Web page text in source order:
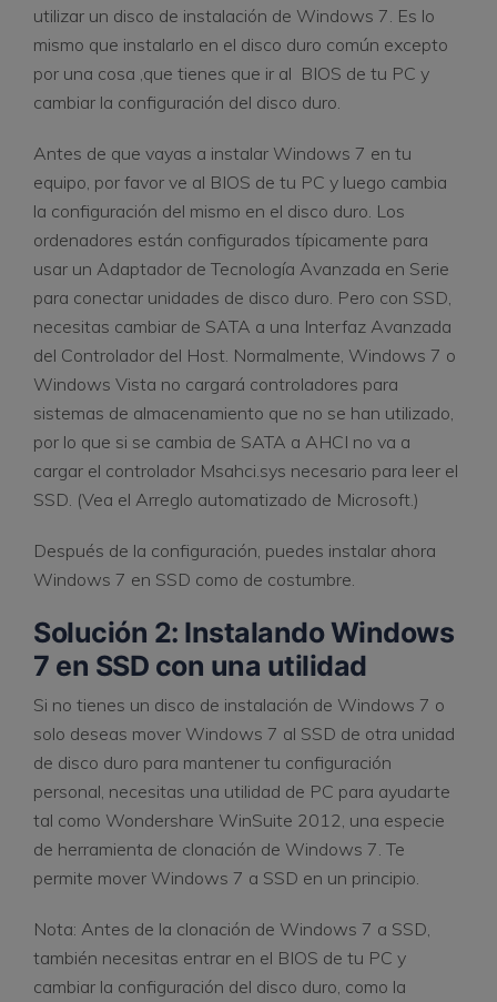
utilizar un disco de instalación de Windows 7. Es lo
mismo que instalarlo en el disco duro común excepto
por una cosa ,que tienes que ir al BIOS de tu PC y
cambiar la configuración del disco duro.
Antes de que vayas a instalar Windows 7 en tu
equipo, por favor ve al BIOS de tu PC y luego cambia
la configuración del mismo en el disco duro. Los
ordenadores están configurados típicamente para
usar un Adaptador de Tecnología Avanzada en Serie
para conectar unidades de disco duro. Pero con SSD,
necesitas cambiar de SATA a una Interfaz Avanzada
del Controlador del Host. Normalmente, Windows 7 o
Windows Vista no cargará controladores para
sistemas de almacenamiento que no se han utilizado,
por lo que si se cambia de SATA a AHCI no va a
cargar el controlador Msahci.sys necesario para leer el
SSD. (Vea el Arreglo automatizado de Microsoft.)
Después de la configuración, puedes instalar ahora
Windows 7 en SSD como de costumbre.
Solución 2: Instalando Windows
7 en SSD con una utilidad
Si no tienes un disco de instalación de Windows 7 o
solo deseas mover Windows 7 al SSD de otra unidad
de disco duro para mantener tu configuración
personal, necesitas una utilidad de PC para ayudarte
tal como Wondershare WinSuite 2012, una especie
de herramienta de clonación de Windows 7. Te
permite mover Windows 7 a SSD en un principio.
Nota: Antes de la clonación de Windows 7 a SSD,
también necesitas entrar en el BIOS de tu PC y
cambiar la configuración del disco duro, como la